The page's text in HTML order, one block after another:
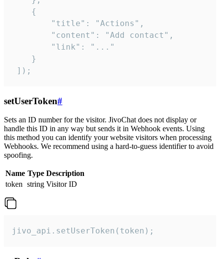
    {
        "title": "Actions",
        "content": "Add contact",
        "link": "..."
    }
]);
setUserToken#
Sets an ID number for the visitor. JivoChat does not display or
handle this ID in any way but sends it in Webhook events. Using
this method you can identify your website visitors when processing
Webhooks. We recommend using a hard-to-guess identifier to avoid
spoofing.
Name Type Description
token string Visitor ID
jivo_api.setUserToken(token);